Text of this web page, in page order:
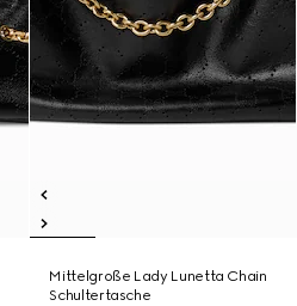
Mittelgroße Lady Lunetta Chain
Schultertasche